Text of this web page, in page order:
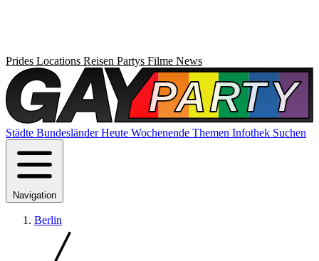
Prides Locations Reisen Partys Filme News
Städte BundesländerHeute Wochenende Themen Infothek Suchen
Navigation
Berlin